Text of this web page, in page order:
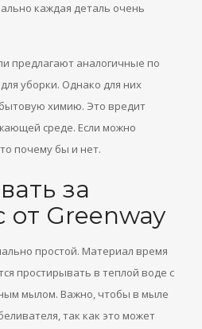
каждая деталь очень
предлагают аналогичные по
уборки. Однако для них
химию. Это вредит
среде. Если можно
почему бы и нет.
за
Greenway
простой. Материал время
простирывать в теплой воде с
мылом. Важно, чтобы в мыле
так как это может